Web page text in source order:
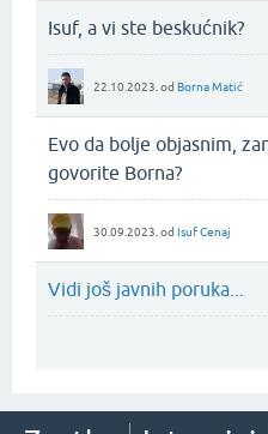
Isuf, a vi ste beskućnik?
22.10.2023. od Borna Matić
Evo da bolje objasnim,
govorite Borna?
30.09.2023. od Isuf Cenaj
Vidi još javnih poruka...